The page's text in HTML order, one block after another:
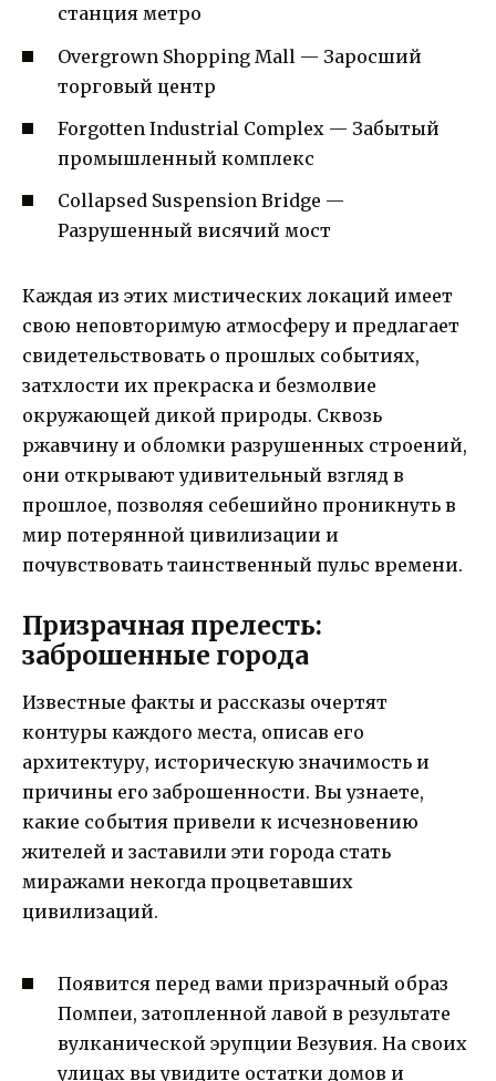
станция метро
Overgrown Shopping Mall — Заросший
торговый центр
Forgotten Industrial Complex — Забытый
промышленный комплекс
Collapsed Suspension Bridge —
Разрушенный висячий мост
Каждая из этих мистических локаций имеет
свою неповторимую атмосферу и предлагает
свидетельствовать о прошлых событиях,
затхлости их прекраска и безмолвие
окружающей дикой природы. Сквозь
ржавчину и обломки разрушенных строений,
они открывают удивительный взгляд в
прошлое, позволяя себешийно проникнуть в
мир потерянной цивилизации и
почувствовать таинственный пульс времени.
Призрачная прелесть:
заброшенные города
Известные факты и рассказы очертят
контуры каждого места, описав его
архитектуру, историческую значимость и
причины его заброшенности. Вы узнаете,
какие события привели к исчезновению
жителей и заставили эти города стать
миражами некогда процветавших
цивилизаций.
Появится перед вами призрачный образ
Помпеи, затопленной лавой в результате
вулканической эрупции Везувия. На своих
улицах вы увидите остатки домов и